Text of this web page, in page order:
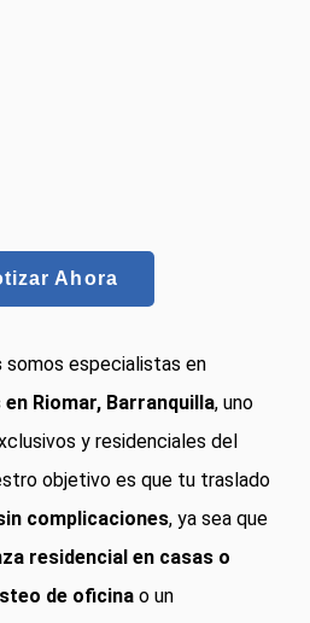
Ahora
somos especialistas en
Riomar, Barranquilla, uno
y residenciales del
objetivo es que tu traslado
complicaciones, ya sea que
residencial en casas o
de oficina o un